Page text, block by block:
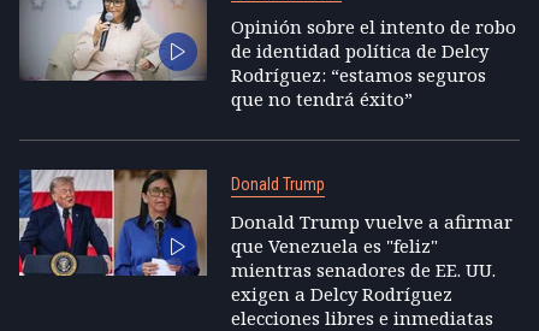
Opinión sobre el intento de robo
de identidad política de Delcy
Rodríguez: “estamos seguros
que no tendrá éxito”
Donald Trump
Donald Trump vuelve a afirmar
que Venezuela es "feliz"
mientras senadores de EE. UU.
exigen a Delcy Rodríguez
elecciones libres e inmediatas